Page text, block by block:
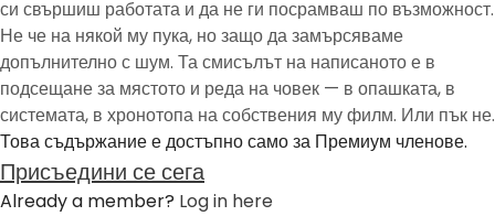
си свършиш работата и да не ги посрамваш по възможност.
Не че на някой му пука, но защо да замърсяваме
допълнително с шум. Та смисълът на написаното е в
подсещане за мястото и реда на човек — в опашката, в
системата, в хронотопа на собствения му филм. Или пък не.
Това съдържание е достъпно само за Премиум членове.
Присъедини се сега
Already a member? Log in here